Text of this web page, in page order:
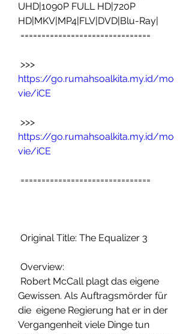
UHD|1090P FULL HD|720P
HD|MKV|MP4|FLV|DVD|Blu-Ray|
===============================
https://go.rumahsoalkita.my.id/mo
vie/iCE
https://go.rumahsoalkita.my.id/mo
vie/iCE
===============================
Original Title: The Equalizer 3
Overview:
Gewissen. Als Auftragsmörder für
die  eigene Regierung hat er in der
Vergangenheit viele Dinge tun